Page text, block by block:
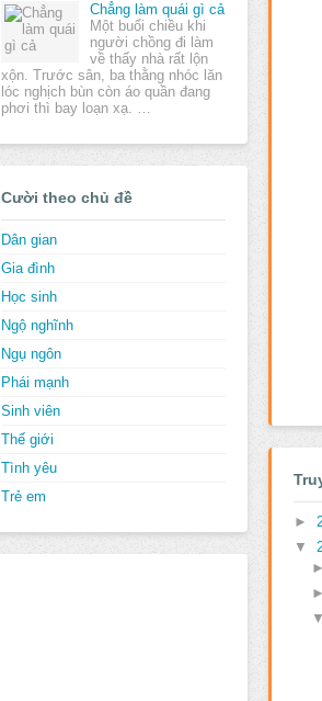
Chẳng làm quái gì cả
Một buổi chiều khi
người chồng đi làm
về thấy nhà rất lộn
xộn. Trước sân, ba thằng nhóc lăn
lóc nghịch bùn còn áo quần đang
phơi thì bay loạn xạ. …
Cười theo chủ đề
Dân gian
Gia đình
Học sinh
Ngộ nghĩnh
Ngụ ngôn
Phái mạnh
Sinh viên
Thế giới
Tình yêu
Trẻ em
►
▼